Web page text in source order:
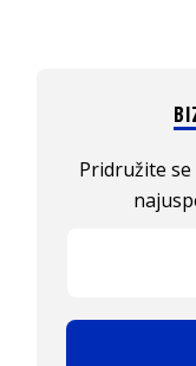
Pridružite